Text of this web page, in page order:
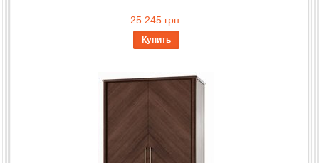
25 245 грн.
Купить